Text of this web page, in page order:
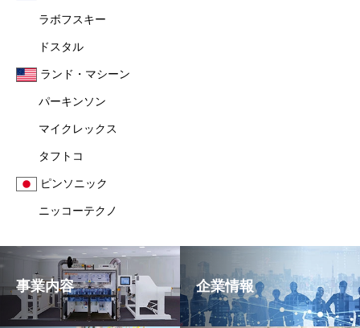
ラボフスキー
ドスタル
ランド・マシーン
パーキンソン
マイクレックス
タフトコ
ピンソニック
ニッコーテクノ
事業内容 企業情報